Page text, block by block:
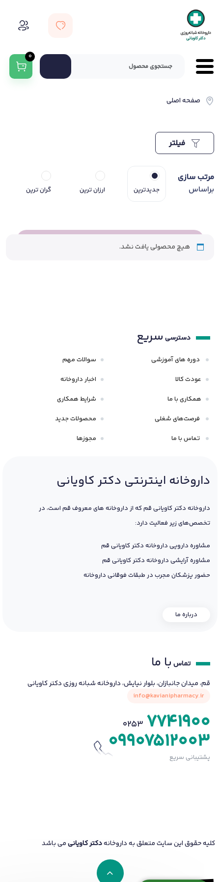
0
صفحه اصلی
مرتب سازی
براساس
جدیدترین ارزان ترین گران ترین
هیچ محصولی یافت نشد.
دسترسی سریع
دوره های آموزشی
عودت کالا
همکاری با ما
فرصت‌های شغلی
تماس با ما
سوالات مهم
اخبار داروخانه
شرایط همکاری
محصولات جدید
مجوزها
داروخانه اینترنتی دکتر کاویانی
داروخانه دکتر کاویانی قم که از داروخانه های معروف قم است، در
تخصص‌های زیر فعالیت دارد:
مشاوره دارویی داروخانه دکتر کاویانی قم
مشاوره آرایشی داروخانه دکتر کاویانی قم
حضور پزشکان مجرب در طبقات فوقانی داروخانه
درباره ما
تماس با ما
قم، میدان جانبازان، بلوار نیایش، داروخانه شبانه روزی دکتر کاویانی
info@kavianipharmacy.ir
0253 7741900
09907512003
پشتیبانی سریع
کلیه حقوق این سایت متعلق به داروخانهدکتر کاویانیمی باشد